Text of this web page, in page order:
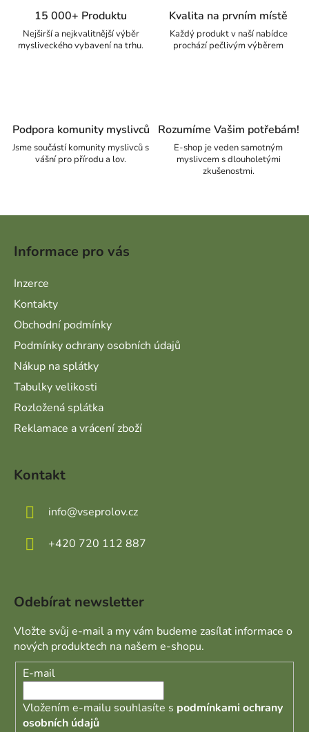
15 000+ Produktu
Nejširší a nejkvalitnější výběr
mysliveckého vybavení na trhu.
Kvalita na prvním místě
Každý produkt v naší nabídce
prochází pečlivým výběrem
Podpora komunity myslivců
Jsme součástí komunity myslivců s
vášní pro přírodu a lov.
Rozumíme Vašim potřebám!
E-shop je veden samotným
myslivcem s dlouholetými
zkušenostmi.
Informace pro vás
Inzerce
Kontakty
Obchodní podmínky
Podmínky ochrany osobních údajů
Nákup na splátky
Tabulky velikosti
Rozložená splátka
Reklamace a vrácení zboží
Kontakt
info@vseprolov.cz
+420 720 112 887
Odebírat newsletter
Vložte svůj e-mail a my vám budeme zasílat informace o
nových produktech na našem e-shopu.
E-mail
Vložením e-mailu souhlasíte s podmínkami ochrany
osobních údajů